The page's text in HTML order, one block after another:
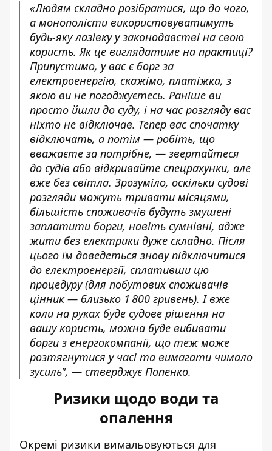
«Людям складно розібратися, що до чого,
а монополісти використовуватимуть
будь-яку лазівку у законодавстві на свою
користь. Як це виглядатиме на практиці?
Припустимо, у вас є борг за
електроенергію, скажімо, платіжка, з
якою ви не погоджуєтесь. Раніше ви
просто йшли до суду, і на час розгляду вас
ніхто не відключав. Тепер вас спочатку
відключать, а потім — робіть, що
вважаєте за потрібне, — звертайтеся
до судів або відкривайте спецрахунки, але
вже без світла. Зрозуміло, оскільки судові
розгляди можуть тривати місяцями,
більшість споживачів будуть змушені
заплатити борги, навіть сумнівні, адже
жити без електрики дуже складно. Після
цього їм доведеться знову підключитися
до електроенергії, сплативши цю
процедуру (для побутових споживачів
цінник — близько 1 800 гривень). І вже
коли на руках буде судове рішення на
вашу користь, можна буде вибивати
борги з енергокомпанії, що теж може
розтягнутися у часі та вимагати чимало
зусиль", — стверджує Попенко.
Ризики щодо води та
опалення
Окремі ризики вимальовуються для